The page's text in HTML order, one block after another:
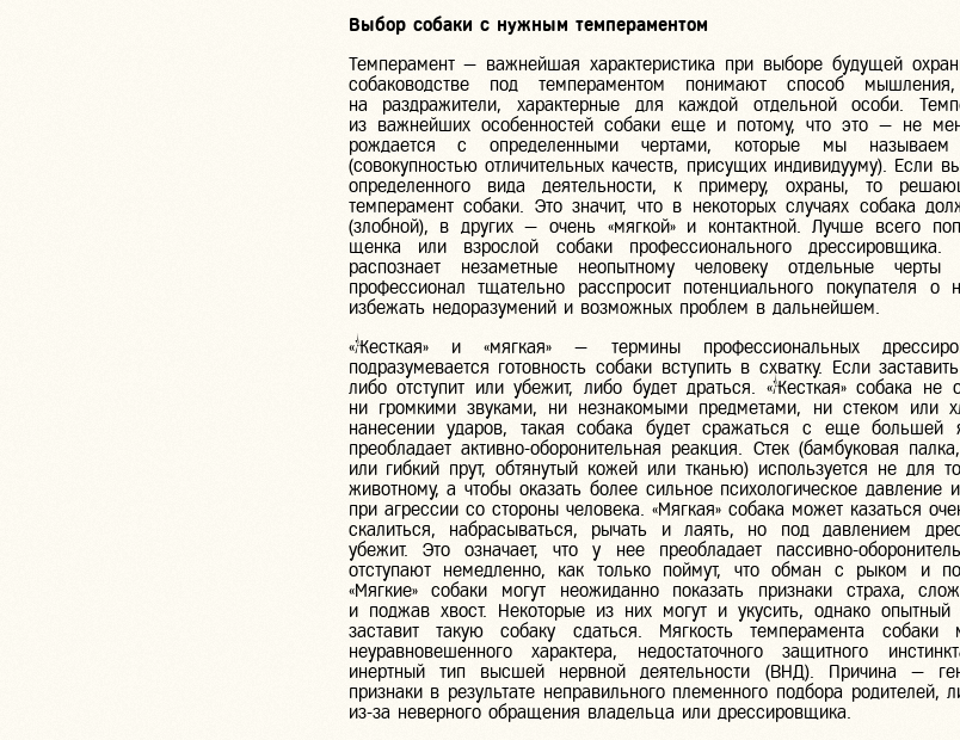
Выбор собаки с нужным темпераментом
Темперамент — важнейшая характеристика при выборе будущей
собаководстве под темпераментом понимают способ
на раздражители, характерные для каждой отдельной особи.
из важнейших особенностей собаки еще и потому, что это — не
рождается с определенными чертами, которые мы называем
(совокупностью отличительных качеств, присущих индивидууму). Если
определенного вида деятельности, к примеру, охраны, то
темперамент собаки. Это значит, что в некоторых случаях собака
(злобной), в других — очень «мягкой» и контактной. Лучше всего
щенка или взрослой собаки профессионального дрессировщика.
распознает незаметные неопытному человеку отдельные
профессионал тщательно расспросит потенциального покупателя о
избежать недоразумений и возможных проблем в дальнейшем.
«Жесткая» и «мягкая» — термины профессиональных
подразумевается готовность собаки вступить в схватку. Если
либо отступит или убежит, либо будет драться. «Жесткая» собака не
ни громкими звуками, ни незнакомыми предметами, ни стеком или
нанесении ударов, такая собака будет сражаться с еще большей
преобладает активно-оборонительная реакция. Стек (бамбуковая
или гибкий прут, обтянутый кожей или тканью) используется не для
животному, а чтобы оказать более сильное психологическое давление
при агрессии со стороны человека. «Мягкая» собака может казаться
скалиться, набрасываться, рычать и лаять, но под давлением
убежит. Это означает, что у нее преобладает пассивно-
отступают немедленно, как только поймут, что обман с рыком и
«Мягкие» собаки могут неожиданно показать признаки страха,
и поджав хвост. Некоторые из них могут и укусить, однако
заставит такую собаку сдаться. Мягкость темперамента собаки
неуравновешенного характера, недостаточного защитного
инертный тип высшей нервной деятельности (ВНД). Причина —
признаки в результате неправильного племенного подбора родителей,
из-за неверного обращения владельца или дрессировщика.